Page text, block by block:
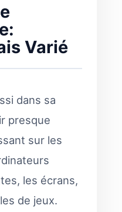
Varié
dans sa
presque
sur les
les écrans,
de jeux.